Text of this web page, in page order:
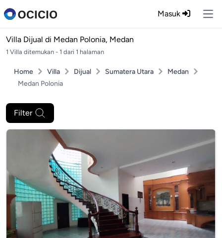
Masuk
Villa Dijual di Medan Polonia, Medan
1 Villa ditemukan - 1 dari 1 halaman
Home Villa Dijual Sumatera Utara
Medan
Medan Polonia
Filter